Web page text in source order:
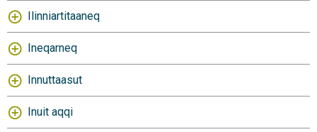
Ilinniartitaaneq
Ineqarneq
Innuttaasut
Inuit aqqi